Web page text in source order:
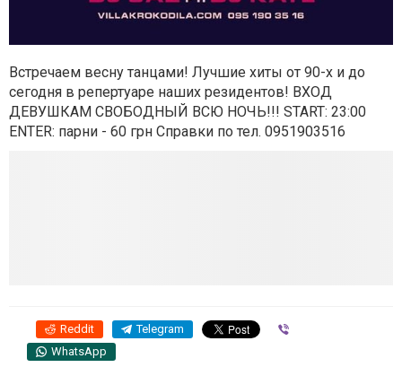
Встречаем весну танцами! Лучшие хиты от 90-х и до
сегодня в репертуаре наших резидентов! ВХОД
ДЕВУШКАМ СВОБОДНЫЙ ВСЮ НОЧЬ!!! START: 23:00
ENTER: парни - 60 грн Справки по тел. 0951903516
Reddit Telegram
WhatsApp